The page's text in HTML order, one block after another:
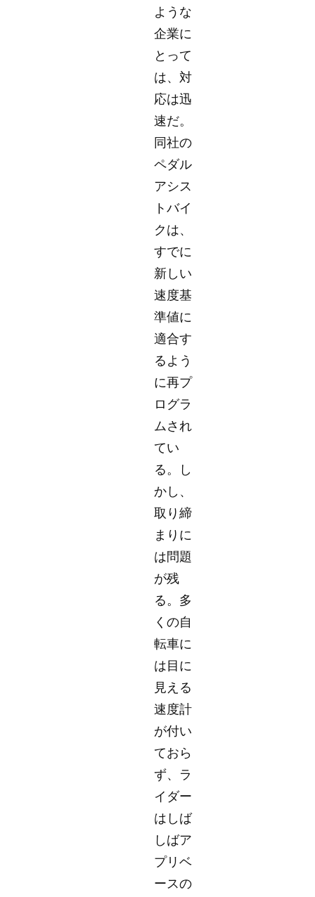
ような
企業に
とって
は、対
応は迅
速だ。
同社の
ペダル
アシス
トバイ
クは、
すでに
新しい
速度基
準値に
適合す
るよう
に再プ
ログラ
ムされ
てい
る。し
かし、
取り締
まりに
は問題
が残
る。多
くの自
転車に
は目に
見える
速度計
が付い
ておら
ず、ラ
イダー
はしば
しばア
プリベ
ースの